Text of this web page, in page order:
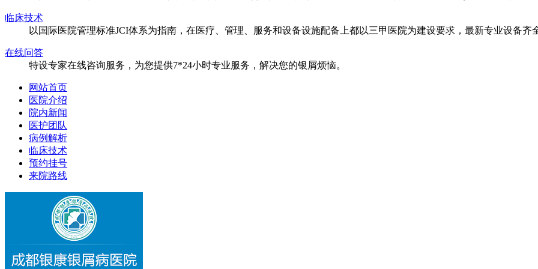
临床技术
以国际医院管理标准JCI体系为指南，在医疗、管理、服务和设备设施配备上都以三甲医院为建设要求，最新专业设备齐
在线问答
特设专家在线咨询服务，为您提供7*24小时专业服务，解决您的银屑烦恼。
网站首页
医院介绍
院内新闻
医护团队
病例解析
临床技术
预约挂号
来院路线